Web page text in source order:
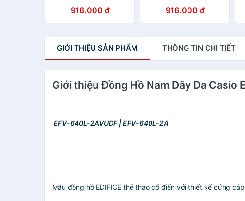
916.000 đ 916.000 đ
GIỚI THIỆU SẢN PHẨM THÔNG TIN CHI TIẾT
Giới thiệu Đồng Hồ Nam Dây Da Casio
EFV-640L-2AVUDF | EFV-640L-2A
Mẫu đồng hồ EDIFICE thể thao cổ điển với thiết kế cứng